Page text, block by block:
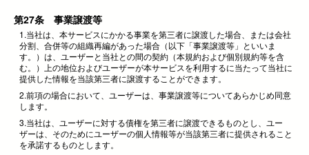
第27条 事業譲渡等
1.当社は、本サービスにかかる事業を第三者に譲渡した場合、または会社
分割、合併等の組織再編があった場合（以下「事業譲渡等」といいま
す。）は、ユーザーと当社との間の契約（本規約および個別規約等を含
む。）上の地位およびユーザーが本サービスを利用するに当たって当社に
提供した情報を当該第三者に譲渡することができます。
2.前項の場合において、ユーザーは、事業譲渡等についてあらかじめ同意
します。
3.当社は、ユーザーに対する債権を第三者に譲渡できるものとし、ユー
ザーは、そのためにユーザーの個人情報等が当該第三者に提供されること
を承諾するものとします。